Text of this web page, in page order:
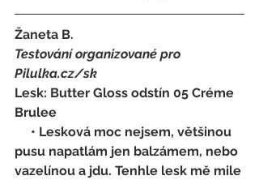
Žaneta B.
Testování organizované pro
Pilulka.cz/sk
Lesk: Butter Gloss odstín 05 Créme
Brulee
pusu napatlám jen balzámem, nebo
vazelínou a jdu. Tenhle lesk mě mile